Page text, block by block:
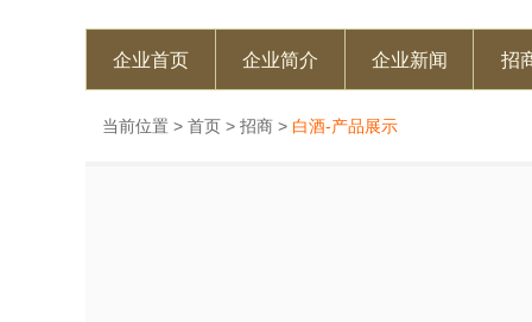
企业首页 企业简介 企业新闻 招
当前位置 > 首页 > 招商 > 白酒-产品展示